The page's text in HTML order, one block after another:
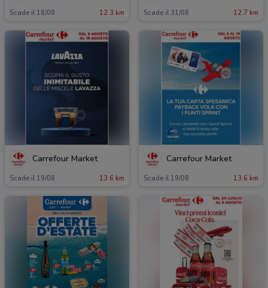
Scade il 18/08 12.3 km Scade il 31/08 12.7 km
Carrefour Market
Scade il 19/08 13.6 km
Carrefour Market
Scade il 19/08 13.6 km